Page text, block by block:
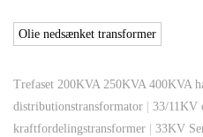
Olie nedsænket transformer
Trefaset 200KVA 250KVA 400KVA
distributionstransformator
33/11KV
kraftfordelingstransformer
33KV